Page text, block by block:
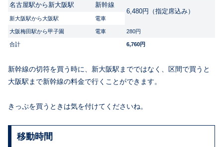
名古屋駅から新大阪駅
新幹線
6,480円（指定席込み）
新大阪駅から大阪駅 電車
大阪梅田駅から甲子園 電車 280円
合計 6,760円
新幹線の切符を買う時に、新大阪駅までではなく、区間で買うと
大阪駅まで新幹線の料金で行くことができます。
きっぷを買うときは気を付けてくださいね。
移動時間